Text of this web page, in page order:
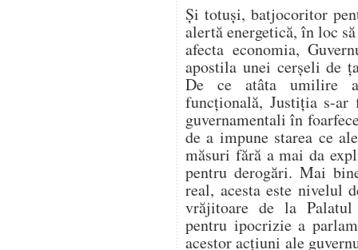
Și totuși, batjocoritor
alertă energetică, în loc
afecta economia,
apostila unei cerșeli de
De ce atâta umilire
funcțională, Justiția s-
guvernamentali în
de a impune starea ce
măsuri fără a mai da
pentru derogări. Mai
real, acesta este nivelul
vrăjitoare de la
pentru ipocrizie a
acestor acțiuni ale